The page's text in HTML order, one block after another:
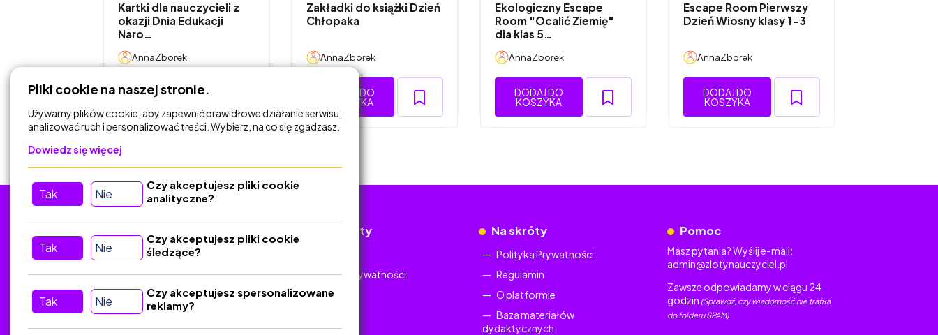
Kartki dla nauczycieli z
okazji Dnia Edukacji
Naro…
AnnaZborek
DODAJ DO
Zakładki do książki Dzień
Chłopaka
AnnaZborek
DODAJ DO
KOSZYKA
Ekologiczny Escape
Room "Ocalić Ziemię"
dla klas 5…
AnnaZborek
DODAJ DO
KOSZYKA
Escape Room Pierwszy
Dzień Wiosny klasy 1-3
AnnaZborek
DODAJ DO
KOSZYKA
Kontakt
Dokumenty
Polityka Prywatności
Na skróty
Polityka Prywatności
Regulamin
O platformie
Baza materiałów
dydaktycznych
Pomoc
Masz pytania? Wyślij e-mail:
admin@zlotynauczyciel.pl
Zawsze odpowiadamy w ciągu 24
godzin (Sprawdź, czy wiadomość nie trafiła
do folderu SPAM)
Pliki cookie na naszej stronie.
Używamy plików cookie, aby zapewnić prawidłowe działanie serwisu,
analizować ruch i personalizować treści. Wybierz, na co się zgadzasz.
Dowiedz się więcej
Tak Nie
Czy akceptujesz pliki cookie
analityczne?
Tak Nie
Czy akceptujesz pliki cookie
śledzące?
Tak Nie
Czy akceptujesz spersonalizowane
reklamy?